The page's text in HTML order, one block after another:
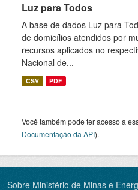
Luz para Todos
A base de dados Luz para
de domicílios atendidos por
recursos aplicados no
Nacional de...
CSV PDF
Você também pode ter acesso a
Documentação da API).
Sobre Ministério de Minas e